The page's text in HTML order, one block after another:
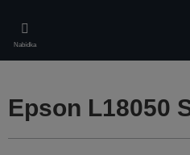
main
content
Nabídka
Epson L18050